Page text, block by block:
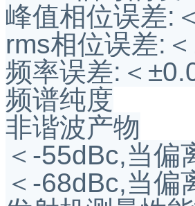
峰值相位误差:
rms相位误差:
频率误差:＜
频谱纯度
非谐波产物
＜-55dBc,当偏
＜-68dBc,当偏